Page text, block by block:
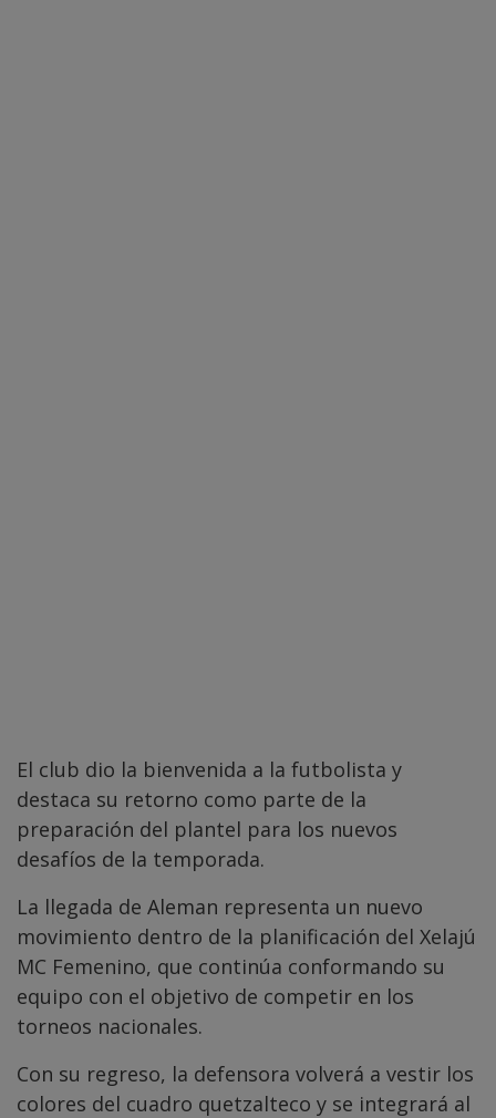
El club dio la bienvenida a la futbolista y
destaca su retorno como parte de la
preparación del plantel para los nuevos
desafíos de la temporada.
La llegada de Aleman representa un nuevo
movimiento dentro de la planificación del Xelajú
MC Femenino, que continúa conformando su
equipo con el objetivo de competir en los
torneos nacionales.
Con su regreso, la defensora volverá a vestir los
colores del cuadro quetzalteco y se integrará al